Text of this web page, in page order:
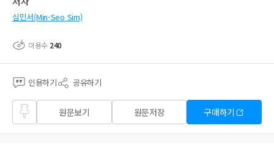
심민서(Min-Seo Sim)
이용수 240
인용하기 공유하기
즐겨
찾기
원문보기 원문저장 구매하기